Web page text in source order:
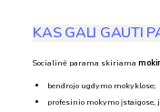
KAS GALI GAUTI
Socialinė parama skiriama
bendrojo ugdymo mokyklose;
profesinio mokymo